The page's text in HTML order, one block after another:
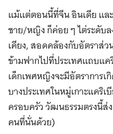
แม้แต่ตอนนี้ที่จีน อินเดีย แล
ชาย/หญิง ก็ค่อย ๆ ไต่ระดับ
เคียง, สอดคล้องกับอัตราส่ว
ข้ามฟากไปที่ประเทศแถบแค
เด็กเพศหญิงจะมีอัตราการเ
บางประเทศในหมู่เกาะแคริ
ครอบครัว วัฒนธรรมตรงนี้ส่
คนที่นั่นด้วย)